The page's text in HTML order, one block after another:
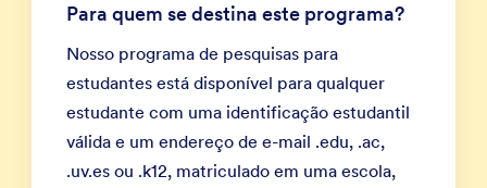
Para quem se destina este programa?
Nosso programa de pesquisas para
estudantes está disponível para qualquer
estudante com uma identificação estudantil
válida e um endereço de e-mail .edu, .ac,
.uv.es ou .k12, matriculado em uma escola,